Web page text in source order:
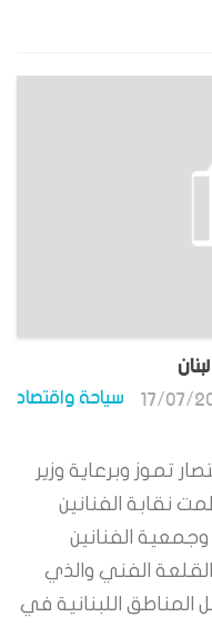
سياحة واقتصاد 17/07/
تموز وبرعاية وزير
نقابة الفنانين
الفنانين
القلعة الفني والذي
المناطق اللبنانية في